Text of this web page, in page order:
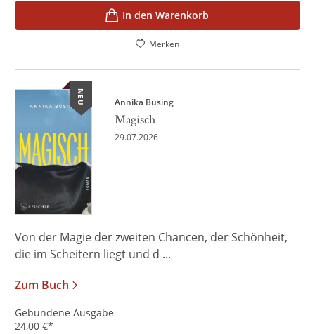
In den Warenkorb
Merken
NEU Annika Büsing
Magisch
29.07.2026
Von der Magie der zweiten Chancen, der Schönheit,
die im Scheitern liegt und d ...
Zum Buch
Gebundene Ausgabe
24,00 €*